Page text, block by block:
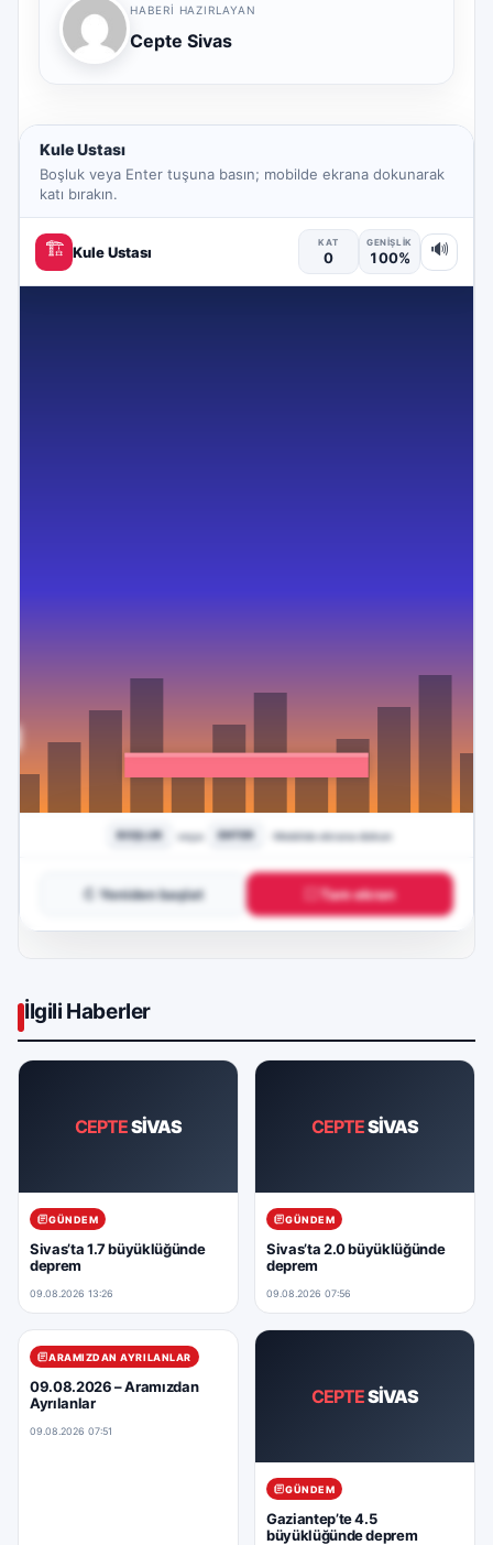
HABERI HAZIRLAYAN
Cepte Sivas
Kule Ustası
Boşluk veya Enter tuşuna basın; mobilde ekrana dokunarak
katı bırakın.
↻ Yeniden başlat ⛶ Tam ekran
İlgili Haberler
CEPTESİVAS
GÜNDEM
Sivas’ta 1.7 büyüklüğünde
deprem
09.08.2026 13:26
CEPTESİVAS
GÜNDEM
Sivas’ta 2.0 büyüklüğünde
deprem
09.08.2026 07:56
ARAMIZDAN AYRILANLAR
09.08.2026 – Aramızdan
Ayrılanlar
09.08.2026 07:51
CEPTESİVAS
GÜNDEM
Gaziantep’te 4.5
büyüklüğünde deprem